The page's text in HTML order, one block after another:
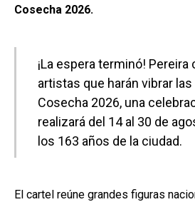
Cosecha 2026.
¡La espera terminó!
artistas que harán vibrar
Cosecha 2026, una
realizará del 14 al 30 de
los 163 años de la ciudad.
El cartel reúne grandes figuras